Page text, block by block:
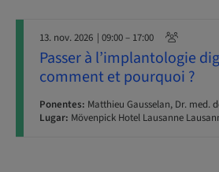
13. nov. 2026 | 09:00 – 17:00
Passer à l’implantologie
comment et pourquoi ?
Ponentes: Matthieu Gausselan, Dr. med.
Lugar: Mövenpick Hotel Lausanne